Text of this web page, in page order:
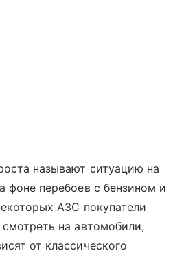
называют ситуацию на
фоне перебоев с бензином и
АЗС покупатели
на автомобили,
от классического